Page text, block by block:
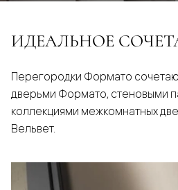
ИДЕАЛЬНОЕ
Перегородки Формато
дверьми Формато, стеновыми
коллекциями межкомнатных
Вельвет.